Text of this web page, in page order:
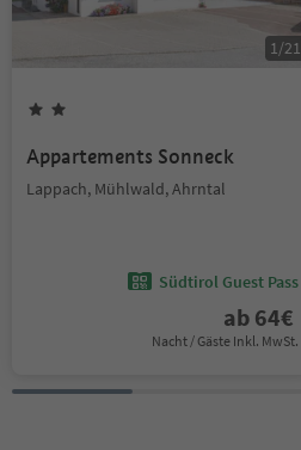
1/21
Appartements Sonneck
Lappach, Mühlwald, Ahrntal
Südtirol Guest Pass
ab 64€
Nacht / Gäste Inkl. MwSt.